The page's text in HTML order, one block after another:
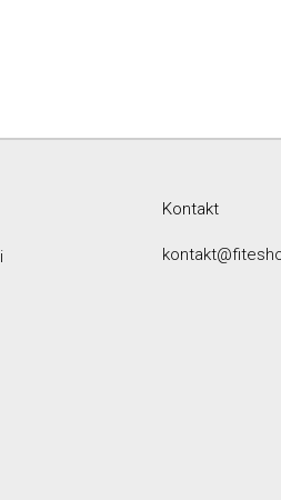
Kontakt